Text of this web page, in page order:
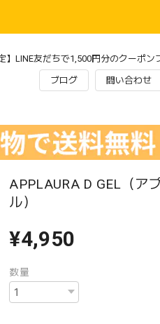
】LINE友だちで1,500円分のクーポン
ブログ 問い合わせ
APPLAURA D GEL（ア
ル）
¥4,950
数量